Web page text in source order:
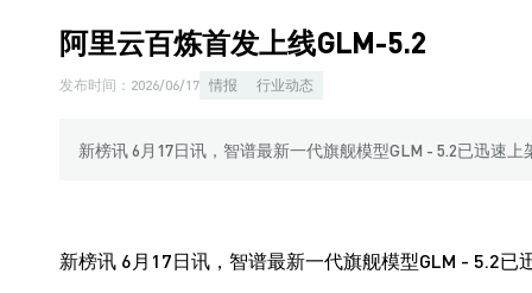
阿里云百炼首发上线GLM-5.2
发布时间： 2026/06/17 情报 行业动态
新榜讯 6月17日讯，智谱最新一代旗舰模型GLM - 5.2已迅速
新榜讯 6月17日讯，智谱最新一代旗舰模型GLM - 5.2